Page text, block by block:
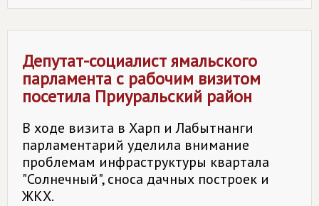
Депутат-социалист ямальского
парламента с рабочим визитом
посетила Приуральский район
В ходе визита в Харп и Лабытнанги
парламентарий уделила внимание
проблемам инфраструктуры квартала
"Солнечный", сноса дачных построек и
ЖКХ.